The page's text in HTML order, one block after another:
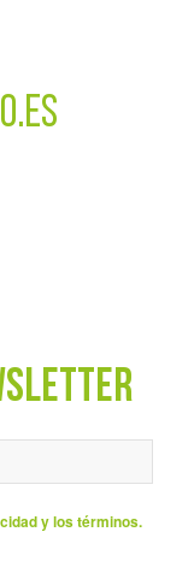
y los términos.